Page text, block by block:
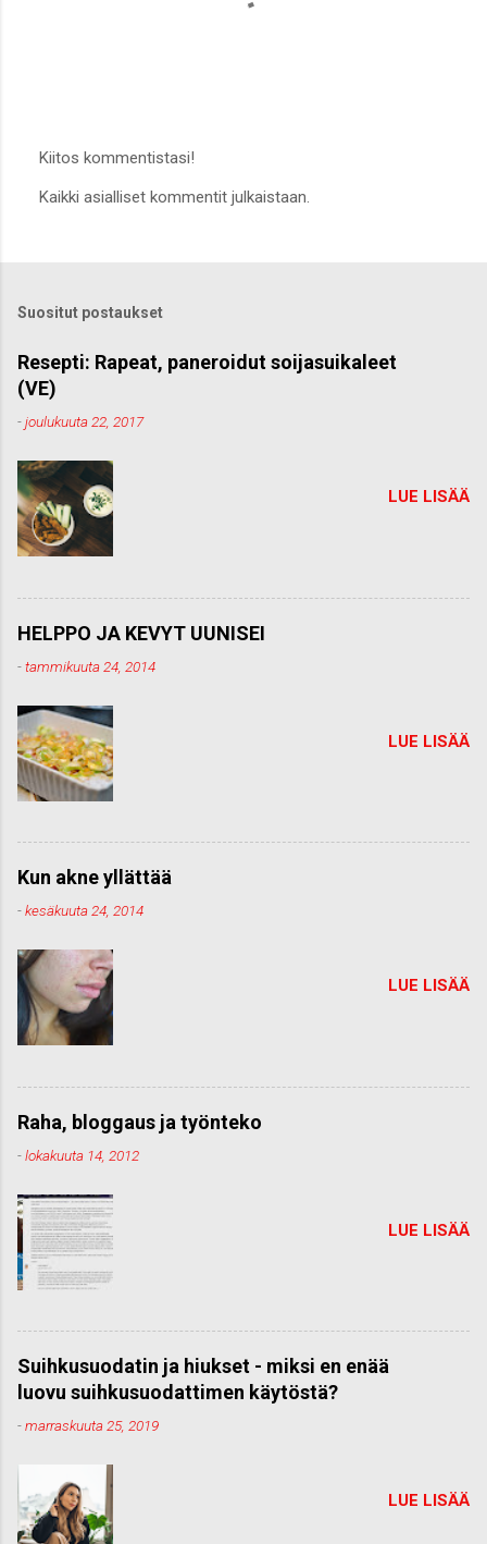
ä
o
m
e
n
t
Kiitos kommentistasi!
Kaikki asialliset kommentit julkaistaan.
Suositut postaukset
Resepti: Rapeat, paneroidut soijasuikaleet
(VE)
-joulukuuta 22, 2017
LUE LISÄÄ
HELPPO JA KEVYT UUNISEI
-tammikuuta 24, 2014
LUE LISÄÄ
Kun akne yllättää
-kesäkuuta 24, 2014
LUE LISÄÄ
Raha, bloggaus ja työnteko
-lokakuuta 14, 2012
LUE LISÄÄ
Suihkusuodatin ja hiukset - miksi en enää
luovu suihkusuodattimen käytöstä?
-marraskuuta 25, 2019
LUE LISÄÄ